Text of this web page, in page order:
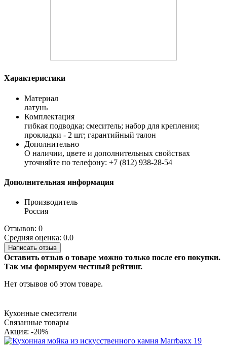
Характеристики
Материал
латунь
Комплектация
гибкая подводка; смеситель; набор для крепления;
прокладки - 2 шт; гарантийный талон
Дополнительно
О наличии, цвете и дополнительных свойствах
уточняйте по телефону: +7 (812) 938-28-54
Дополнительная информация
Производитель
Россия
Отзывов: 0
Средняя оценка: 0.0
Написать отзыв
Оставить отзыв о товаре можно только после его покупки.
Так мы формируем честный рейтинг.
Нет отзывов об этом товаре.
Кухонные смесители
Связанные товары
Акция: -20%